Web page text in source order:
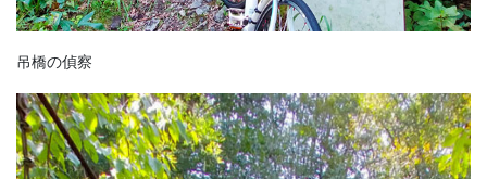
吊橋の偵察